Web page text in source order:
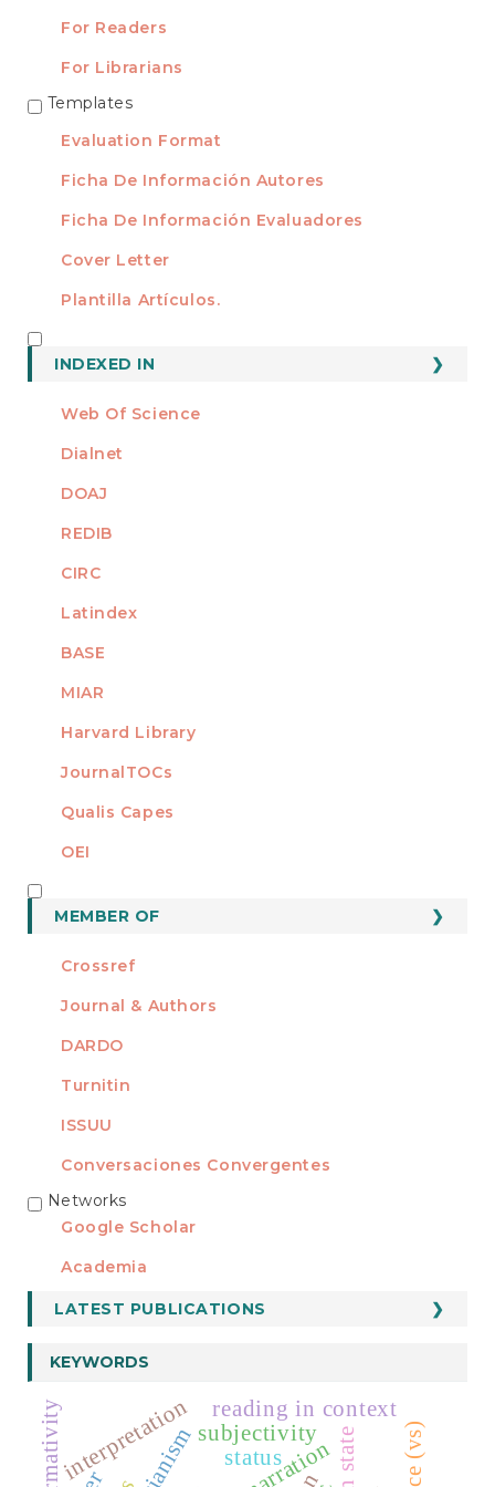
For Readers
For Librarians
TEMPLATES
Templates
Evaluation Format
Ficha De Información Autores
Ficha De Información Evaluadores
Cover Letter
Plantilla Artículos.
INDEXED IN
Web Of Science
Dialnet
DOAJ
REDIB
CIRC
Latindex
BASE
MIAR
Harvard Library
JournalTOCs
Qualis Capes
OEI
MEMBER OF
Crossref
Journal & Authors
DARDO
Turnitin
ISSUU
Conversaciones Convergentes
REDES
Networks
Google Scholar
Academia
LATEST PUBLICATIONS
KEYWORDS
narration
subjectivity
interpretation reading in context
status